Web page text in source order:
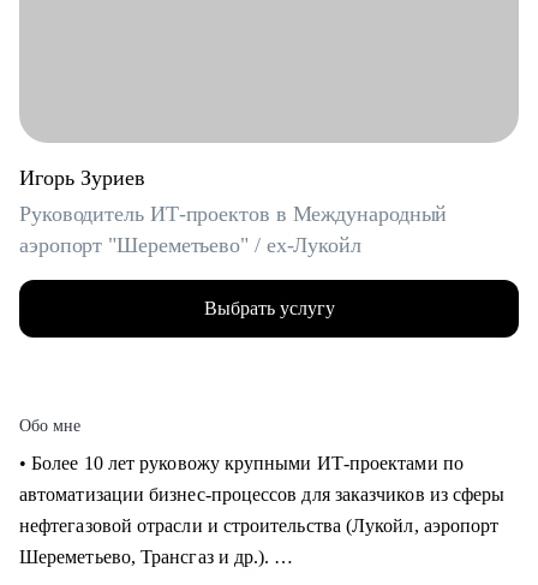
Игорь Зуриев
Руководитель ИТ-проектов в Международный
аэропорт "Шереметьево" / ex-Лукойл
Выбрать услугу
Обо мне
• Более 10 лет руковожу крупными ИТ-проектами по
автоматизации бизнес-процессов для заказчиков из сферы
нефтегазовой отрасли и строительства (Лукойл, аэропорт
Шереметьево, Трансгаз и др.).